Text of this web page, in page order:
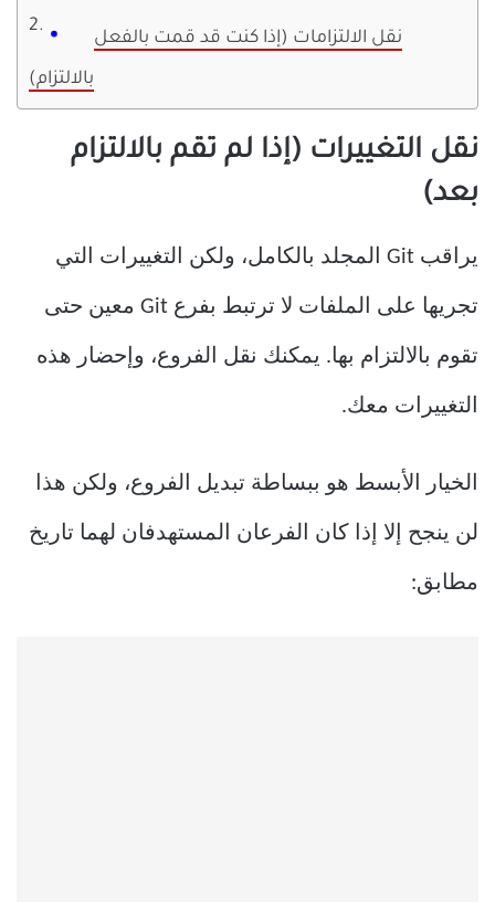
نقل الالتزامات (إذا كنت قد قمت بالفعل
بالالتزام)
نقل التغييرات (إذا لم تقم بالالتزام
بعد)
يراقب Git المجلد بالكامل، ولكن التغييرات التي
تجريها على الملفات لا ترتبط بفرع Git معين حتى
تقوم بالالتزام بها. يمكنك نقل الفروع، وإحضار هذه
التغييرات معك.
الخيار الأبسط هو ببساطة تبديل الفروع، ولكن هذا
لن ينجح إلا إذا كان الفرعان المستهدفان لهما تاريخ
مطابق: